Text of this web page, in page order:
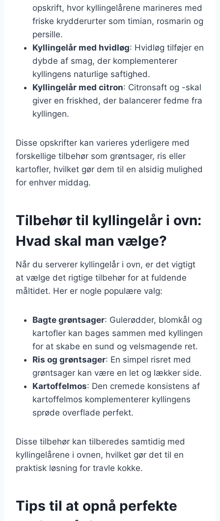
opskrift, hvor kyllingelårene marineres med
friske krydderurter som timian, rosmarin og
persille.
Kyllingelår med hvidløg: Hvidløg tilføjer en
dybde af smag, der komplementerer
kyllingens naturlige saftighed.
Kyllingelår med citron: Citronsaft og -skal
giver en friskhed, der balancerer fedme fra
kyllingen.
Disse opskrifter kan varieres yderligere med
forskellige tilbehør som grøntsager, ris eller
kartofler, hvilket gør dem til en alsidig mulighed
for enhver middag.
Tilbehør til kyllingelår i ovn:
Hvad skal man vælge?
Når du serverer kyllingelår i ovn, er det vigtigt
at vælge det rigtige tilbehør for at fuldende
måltidet. Her er nogle populære valg:
Bagte grøntsager: Gulerødder, blomkål og
kartofler kan bages sammen med kyllingen
for at skabe en sund og velsmagende ret.
Ris og grøntsager: En simpel risret med
grøntsager kan være en let og lækker side.
Kartoffelmos: Den cremede konsistens af
kartoffelmos komplementerer kyllingens
sprøde overflade perfekt.
Disse tilbehør kan tilberedes samtidig med
kyllingelårene i ovnen, hvilket gør det til en
praktisk løsning for travle kokke.
Tips til at opnå perfekte